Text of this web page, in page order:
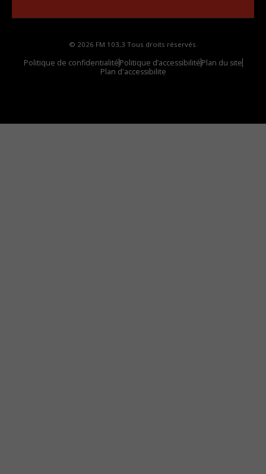
© 2026 FM 103,3 Tous droits réservés.
Politique de confidentialitéPolitique d’accessibilitéPlan du site
Plan d'accessibilite